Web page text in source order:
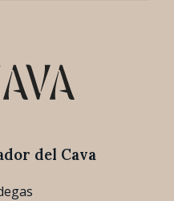
del Cava